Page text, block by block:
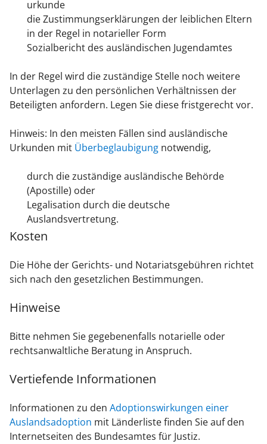
urkunde
die Zustimmungserklärungen der leiblichen Eltern
in der Regel in notarieller Form
Sozialbericht des ausländischen Jugendamtes
In der Regel wird die zuständige Stelle noch weitere
Unterlagen zu den persönlichen Verhältnissen der
Beteiligten anfordern. Legen Sie diese fristgerecht vor.
Hinweis: In den meisten Fällen sind ausländische
Urkunden mit Überbeglaubigung notwendig,
durch die zuständige ausländische Behörde
(Apostille) oder
Legalisation durch die deutsche
Auslandsvertretung.
Kosten
Die Höhe der Gerichts- und Notariatsgebühren richtet
sich nach den gesetzlichen Bestimmungen.
Hinweise
Bitte nehmen Sie gegebenenfalls notarielle oder
rechtsanwaltliche Beratung in Anspruch.
Vertiefende Informationen
Informationen zu den Adoptionswirkungen einer
Auslandsadoption mit Länderliste finden Sie auf den
Internetseiten des Bundesamtes für Justiz.